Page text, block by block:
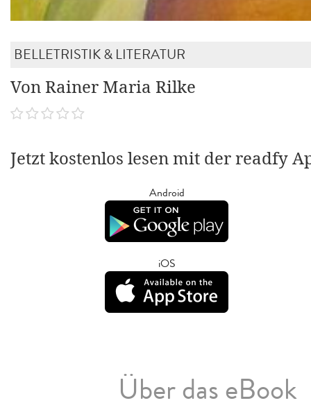
BELLETRISTIK & LITERATUR
Von Rainer Maria Rilke
Jetzt kostenlos lesen mit der readfy
Android
iOS
Über das eBook